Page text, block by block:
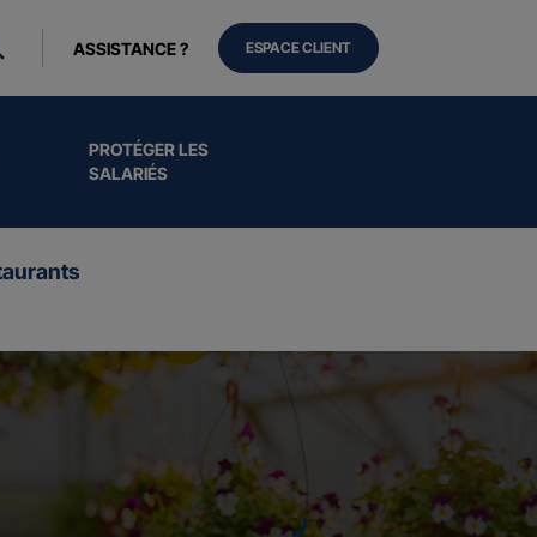
PROTÉGER LES
SALARIÉS
ASSISTANCE ? ESPACE CLIENT